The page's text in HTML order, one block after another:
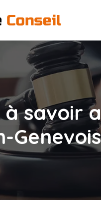
à savoir
Genevois